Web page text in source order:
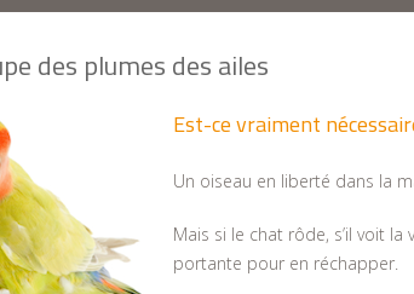
des plumes des ailes
Est-ce vraiment
Un oiseau en liberté dans la
Mais si le chat rôde, s’il voit
portante pour en réchapper.